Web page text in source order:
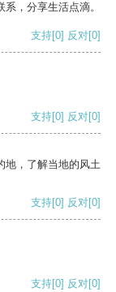
，分享生活点滴。
支持[0] 反对[0]
支持[0] 反对[0]
地，了解当地的风土
支持[0] 反对[0]
支持[0] 反对[0]